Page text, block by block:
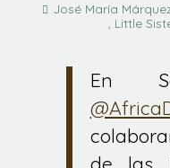
José María
, Little
En